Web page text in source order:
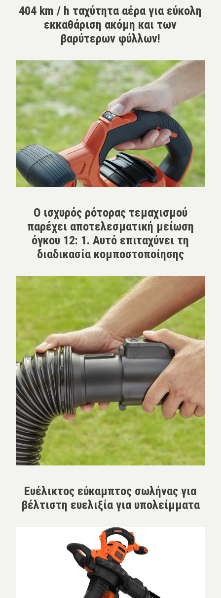
404 km / h ταχύτητα αέρα για εύκολη
εκκαθάριση ακόμη και των
βαρύτερων φύλλων!
Ο ισχυρός ρότορας τεμαχισμού
παρέχει αποτελεσματική μείωση
όγκου 12: 1. Αυτό επιταχύνει τη
διαδικασία κομποστοποίησης
Ευέλικτος εύκαμπτος σωλήνας για
βέλτιστη ευελιξία για υπολείμματα